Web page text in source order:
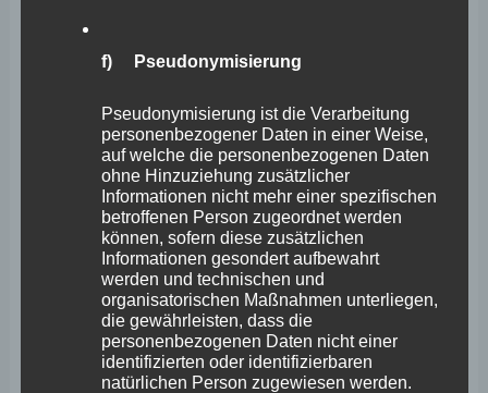
<h4>Erfassung von allgemeinen Daten und
Die Internetseite erfasst mit jedem Aufruf der
Internetseite durch eine betroffene Person oder ein
automatisiertes System eine Reihe von allgemeinen
Daten und Informationen. Diese allgemeinen Daten und
Informationen werden in den Logfiles des Servers
gespeichert. Erfasst werden können die (1) verwendeten
Browsertypen und Versionen, (2) das vom zugreifenden
System verwendete Betriebssystem, (3) die Internetseite,
von welcher ein zugreifendes System auf unsere
f) Pseudonymisierung
Pseudonymisierung ist die Verarbeitung
personenbezogener Daten in einer Weise,
auf welche die personenbezogenen Daten
ohne Hinzuziehung zusätzlicher
Informationen nicht mehr einer spezifischen
betroffenen Person zugeordnet werden
können, sofern diese zusätzlichen
Informationen gesondert aufbewahrt
werden und technischen und
organisatorischen Maßnahmen unterliegen,
die gewährleisten, dass die
personenbezogenen Daten nicht einer
identifizierten oder identifizierbaren
natürlichen Person zugewiesen werden.